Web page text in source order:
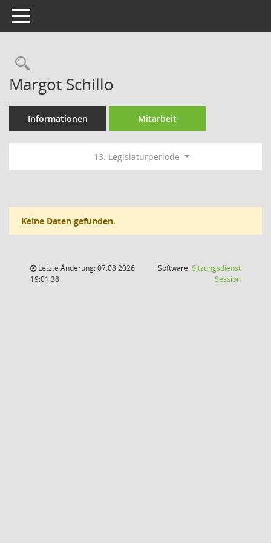
Toggle navigation
Rechercheauswahl
Margot Schillo
Informationen Mitarbeit
13. Legislaturperiode
Keine Daten gefunden.
Letzte Änderung: 07.08.2026
19:01:38
Software:Sitzungsdienst
Session(Wird in